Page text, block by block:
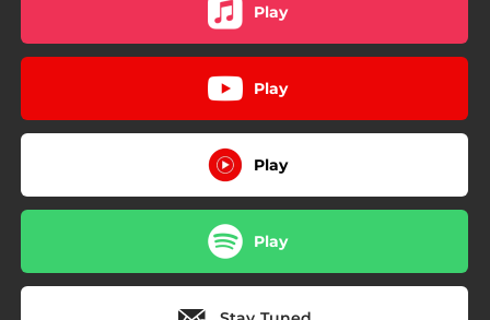
Play
Play
Play
Play